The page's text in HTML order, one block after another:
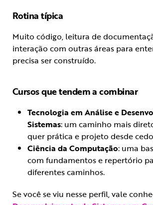
Rotina típica
Muito código, leitura de
interação com outras áreas para
precisa ser construído.
Cursos que tendem a combinar
Tecnologia em Análise e
Sistemas: um caminho mais
quer prática e projeto desde
Ciência da Computação: uma
com fundamentos e repertório
diferentes caminhos.
Se você se viu nesse perfil, vale